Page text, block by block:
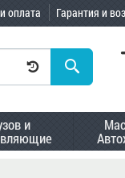
оплата Гарантия и
и